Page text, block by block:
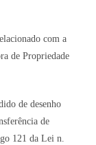
com a
de Propriedade
de desenho
de
121 da Lei n.